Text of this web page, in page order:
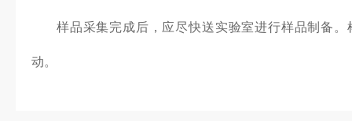
样品采集完成后，应尽快送实验室进行样品制备
动。